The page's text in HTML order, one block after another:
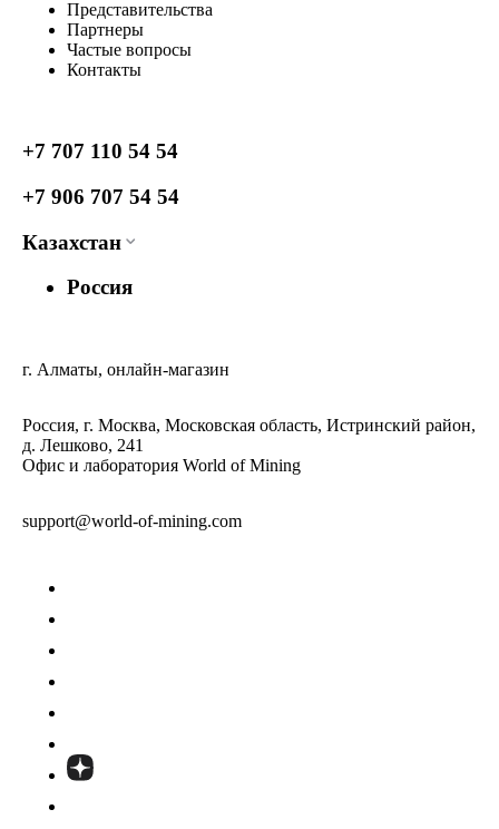
Представительства
Партнеры
Частые вопросы
Контакты
+7 707 110 54 54
+7 906 707 54 54
Казахстан
Россия
г. Алматы, онлайн-магазин
Россия, г. Москва, Московская область, Истринский район,
д. Лешково, 241
Офис и лаборатория World of Mining
support@world-of-mining.com